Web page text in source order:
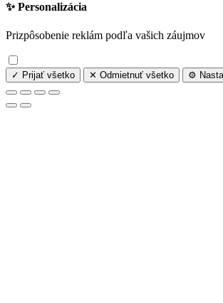
✨ Personalizácia
Prizpôsobenie reklám podľa vašich záujmov
✓ Prijať všetko ✕ Odmietnuť všetko ⚙️